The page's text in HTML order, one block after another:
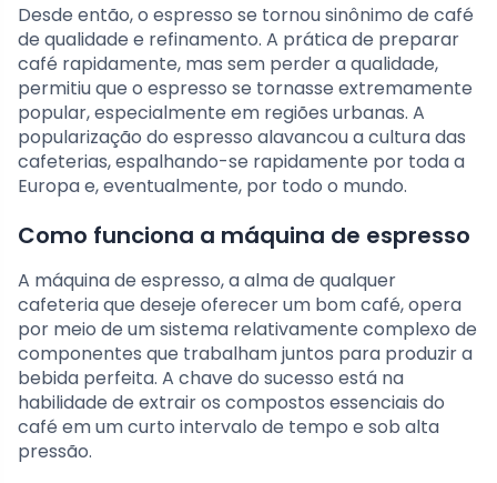
Desde então, o espresso se tornou sinônimo de café
de qualidade e refinamento. A prática de preparar
café rapidamente, mas sem perder a qualidade,
permitiu que o espresso se tornasse extremamente
popular, especialmente em regiões urbanas. A
popularização do espresso alavancou a cultura das
cafeterias, espalhando-se rapidamente por toda a
Europa e, eventualmente, por todo o mundo.
Como funciona a máquina de espresso
A máquina de espresso, a alma de qualquer
cafeteria que deseje oferecer um bom café, opera
por meio de um sistema relativamente complexo de
componentes que trabalham juntos para produzir a
bebida perfeita. A chave do sucesso está na
habilidade de extrair os compostos essenciais do
café em um curto intervalo de tempo e sob alta
pressão.